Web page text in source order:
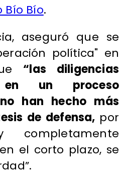
Bío Bío.
aseguró que se
política" en
“las diligencias
en un proceso
han hecho más
de defensa, por
el corto plazo, se